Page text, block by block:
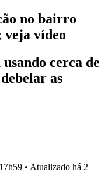
no bairro
veja vídeo
cerca de
as
• Atualizado há 2